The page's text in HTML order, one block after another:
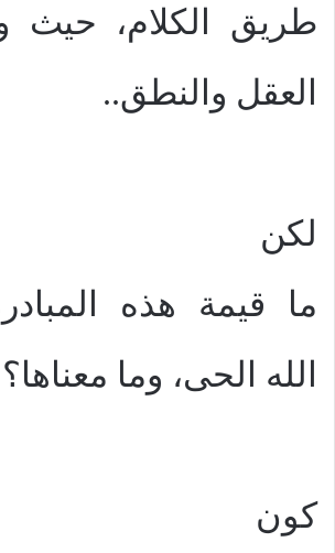
طريق الكلام، حيث
العقل والنطق..
لكن
ما قيمة هذه
الله الحى، وما معناها؟
كون